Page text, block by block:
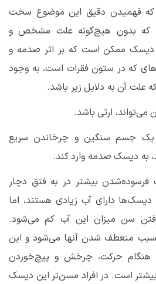
که فهمیدن دقیق این موضوع سخت
که بدون هیچ‌گونه علت مشخص و
دیسک ممکن است که بر اثر صدمه و
که در ستون فقرات است، به وجود
علت آن به دلایل زیر باشد.
می‌تواند، ارثی باشد.
یک جسم سنگین و چرخاندن سریع
به دیسک صدمه وارد کند.
بیشتر در به فتق دچار
دارای آب زیادی هستند، اما
سن میزان این آب کم می‌شود.
منعطف شدن آنها می‌شود و این
هنگام حرکت، چرخش و پیچ‌خوردن
است. در افراد مسن‌تر این دیسک